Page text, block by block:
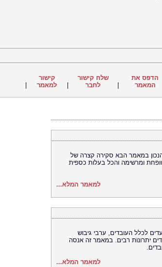
הדפס את
המאמר
|
שלח קישור
לחבר
|
קישור
למאמר
|
במאמר הבא סקירה קצרה של
ומרשימה והכל בעלות כספית
למאמר המלא...
לכלל העובדים, ערבי גיבוש
יתרונות רבים. במאמר זה אנסה
למאמר המלא...